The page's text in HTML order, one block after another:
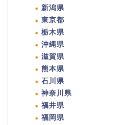
新潟県
東京都
栃木県
沖縄県
滋賀県
熊本県
石川県
神奈川県
福井県
福岡県